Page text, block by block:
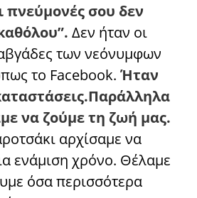
πνεύμονές σου δεν
Δεν ήταν οι
των νεόνυμφων
το Facebook. Ήταν
να ζούμε τη ζωή μας.
αρχίσαμε να
ενάμιση χρόνο. Θέλαμε
όσα περισσότερα